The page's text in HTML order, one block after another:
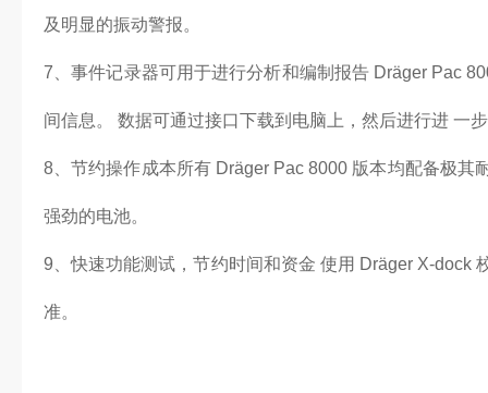
及明显的振动警报。
7、事件记录器可用于进行分析和编制报告 Dräger Pac
间信息。 数据可通过接口下载到电脑上，然后进行进 一
8、节约操作成本所有 Dräger Pac 8000 版本均配备极其
强劲的电池。
9、快速功能测试，节约时间和资金 使用 Dräger X-dock
准。